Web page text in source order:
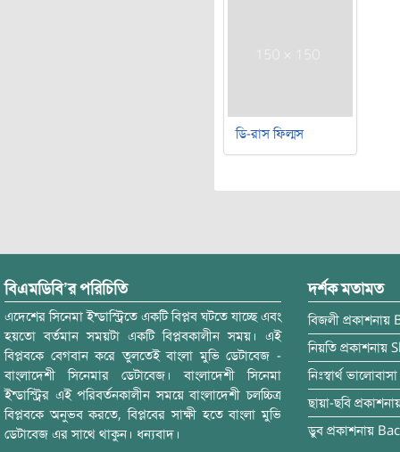
ডি-রাস ফিল্মস
বিএমডিবি’র পরিচিতি
এদেশের সিনেমা ইন্ডাস্ট্রিতে একটি বিপ্লব ঘটতে যাচ্ছে এবং
হয়তো বর্তমান সময়টা একটি বিপ্লবকালীন সময়। এই
বিপ্লবকে বেগবান করে তুলতেই বাংলা মুভি ডেটাবেজ -
বাংলাদেশী সিনেমার ডেটাবেজ। বাংলাদেশী সিনেমা
ইন্ডাস্ট্রির এই পরিবর্তনকালীন সময়ে বাংলাদেশী চলচ্চিত্র
বিপ্লবকে অনুভব করতে, বিপ্লবের সাক্ষী হতে বাংলা মুভি
ডেটাবেজ এর সাথে থাকুন। ধন্যবাদ।
দর্শক মতামত
বিজলী প্রকাশনায়
নিয়তি প্রকাশনায়
নিঃস্বার্থ ভালোবাসা
ছায়া-ছবি
ডুব প্রকাশনায়